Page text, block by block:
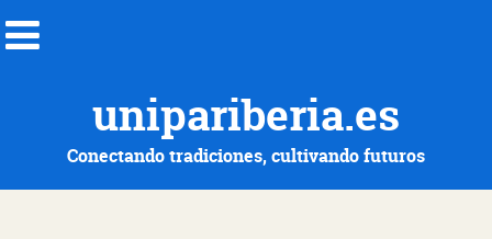
unipariberia.es
Conectando tradiciones, cultivando futuros